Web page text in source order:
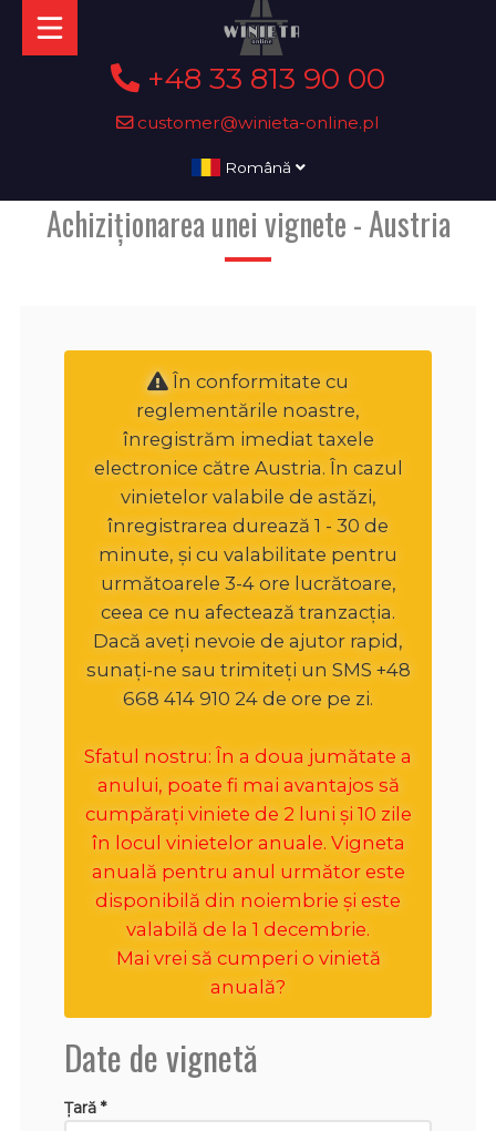
+48 33 813 90 00
customer@winieta-online.pl
Română
Achiziționarea unei vignete - Austria
În conformitate cu
reglementările noastre,
înregistrăm imediat taxele
electronice către Austria. În cazul
vinietelor valabile de astăzi,
înregistrarea durează 1 - 30 de
minute, și cu valabilitate pentru
următoarele 3-4 ore lucrătoare,
ceea ce nu afectează tranzacția.
Dacă aveți nevoie de ajutor rapid,
sunați-ne sau trimiteți un SMS +48
668 414 910 24 de ore pe zi.
Sfatul nostru: În a doua jumătate a
anului, poate fi mai avantajos să
cumpărați viniete de 2 luni și 10 zile
în locul vinietelor anuale. Vigneta
anuală pentru anul următor este
disponibilă din noiembrie și este
valabilă de la 1 decembrie.
Mai vrei să cumperi o vinietă
anuală?
Date de vignetă
Țară *